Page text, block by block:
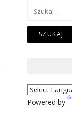
Szukaj:
Powered by